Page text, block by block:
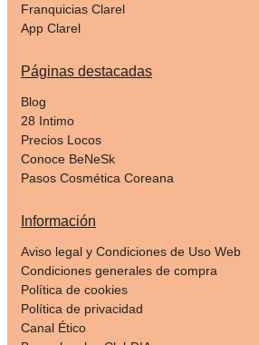
Franquicias Clarel
App Clarel
Páginas destacadas
Blog
28 Intimo
Precios Locos
Conoce BeNeSk
Pasos Cosmética Coreana
Información
Aviso legal y Condiciones de Uso Web
Condiciones generales de compra
Política de cookies
Política de privacidad
Canal Ético